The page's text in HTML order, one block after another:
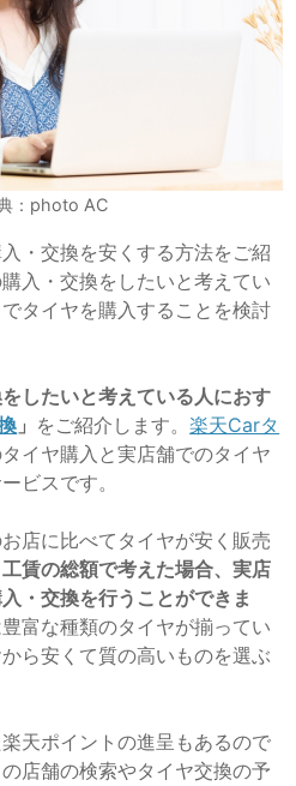
：photo AC
・交換を安くする方法をご紹
入・交換をしたいと考えてい
タイヤを購入することを検討
したいと考えている人におす
」 をご紹介します。楽天Carタ
イヤ購入と実店舗でのタイヤ
ビスです。
店に比べてタイヤが安く販売
賃の総額で考えた場合、実店
・交換を行うことができま
富な種類のタイヤが揃ってい
ら安くて質の高いものを選ぶ
天ポイントの進呈もあるので
店舗の検索やタイヤ交換の予